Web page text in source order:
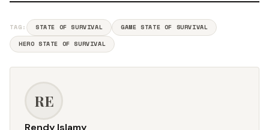
TAG: STATE OF SURVIVAL
GAME STATE OF SURVIVAL
HERO STATE OF SURVIVAL
RE
Rendy Islamy